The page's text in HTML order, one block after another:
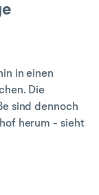
in einen
Die
sind dennoch
herum - sieht